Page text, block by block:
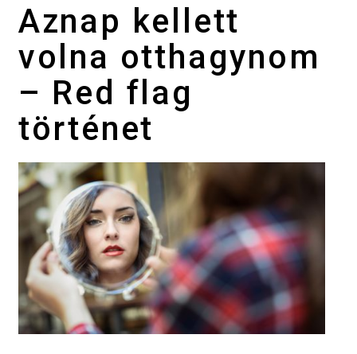
Aznap kellett
volna otthagynom
– Red flag
történet